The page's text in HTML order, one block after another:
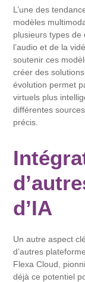
L’une des
modèles
plusieurs types de
l’audio et de la
soutenir ces
créer des
évolution permet
virtuels plus
différentes
précis.
d’IA
Un autre aspect
d’autres
Flexa Cloud,
déjà ce potentiel